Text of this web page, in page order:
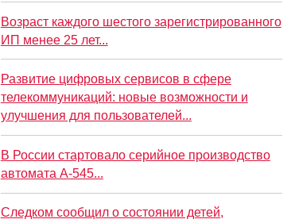
Возраст каждого шестого зарегистрированного
ИП менее 25 лет...
Развитие цифровых сервисов в сфере
телекоммуникаций: новые возможности и
улучшения для пользователей...
В России стартовало серийное производство
автомата А-545...
Следком сообщил о состоянии детей,